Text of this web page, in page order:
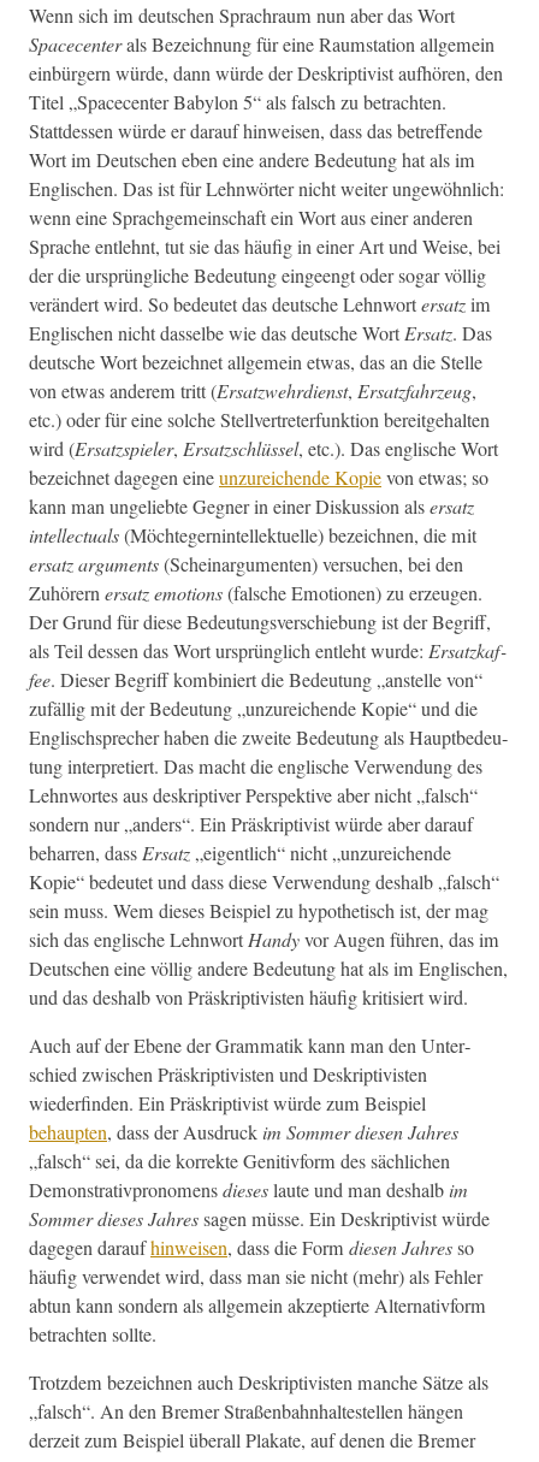
Wenn sich im deutschen Sprachraum nun aber das Wort
Space­cen­terals Beze­ich­nung für eine Raum­sta­tion all­ge­mein
ein­bürg­ern würde, dann würde der Deskrip­tivist aufhören, den
Titel „Space­cen­ter Baby­lon 5“ als falsch zu betra­cht­en.
Stattdessen würde er darauf hin­weisen, dass das betr­e­f­fende
Wort im Deutschen eben eine andere Bedeu­tung hat als im
Englis­chen. Das ist für Lehn­wörter nicht weit­er ungewöhn­lich:
wenn eine Sprachge­mein­schaft ein Wort aus ein­er anderen
Sprache entlehnt, tut sie das häu­fig in ein­er Art und Weise, bei
der die ursprüngliche Bedeu­tung eingeengt oder sog­ar völ­lig
verän­dert wird. So bedeutet das deutsche Lehn­wortersatzim
Englis­chen nicht das­selbe wie das deutsche WortErsatz. Das
deutsche Wort beze­ich­net all­ge­mein etwas, das an die Stelle
von etwas anderem tritt (Ersatzwehr­di­enst, Ersatz­fahrzeug,
etc.) oder für eine solche Stel­lvertreter­funk­tion bere­it­ge­hal­ten
wird (Ersatzspiel­er, Ersatzschlüs­sel, etc.). Das englis­che Wort
beze­ich­net dage­gen eineunzure­ichende Kopievon etwas; so
kann man ungeliebte Geg­n­er in ein­er Diskus­sion alsersatz
intel­lec­tu­als(Möchte­gern­in­tellek­tuelle) beze­ich­nen, die mit
ersatz argu­ments(Scheinar­gu­menten) ver­suchen, bei den
Zuhör­ernersatz emo­tions(falsche Emo­tio­nen) zu erzeu­gen.
Der Grund für diese Bedeu­tungsver­schiebung ist der Begriff,
als Teil dessen das Wort ursprünglich entle­ht wurde: Ersatzkaf­
fee. Dieser Begriff kom­biniert die Bedeu­tung „anstelle von“
zufäl­lig mit der Bedeu­tung „unzure­ichende Kopie“ und die
Englis­chsprech­er haben die zweite Bedeu­tung als Hauptbe­deu­
tung inter­pretiert. Das macht die englis­che Ver­wen­dung des
Lehn­wortes aus deskrip­tiv­er Per­spek­tive aber nicht „falsch“
son­dern nur „anders“. Ein Präskrip­tivist würde aber darauf
behar­ren, dass Ersatz„eigentlich“ nicht „unzure­ichende
Kopie“ bedeutet und dass diese Ver­wen­dung deshalb „falsch“
sein muss. Wem dieses Beispiel zu hypo­thetisch ist, der mag
sich das englis­che Lehn­wortHandyvor Augen führen, das im
Deutschen eine völ­lig andere Bedeu­tung hat als im Englis­chen,
und das deshalb von Präskrip­tivis­ten häu­fig kri­tisiert wird.
Auch auf der Ebene der Gram­matik kann man den Unter­
schied zwis­chen Präskrip­tivis­ten und Deskrip­tivis­ten
wiederfind­en. Ein Präskrip­tivist würde zum Beispiel
behaupten, dass der Aus­druck im Som­mer diesen Jahres
„falsch“ sei, da die kor­rek­te Gen­i­tiv­form des säch­lichen
Demon­stra­tivpronomensdieseslaute und man deshalb im
Som­mer dieses Jahressagen müsse. Ein Deskrip­tivist würde
dage­gen daraufhin­weisen, dass die Form diesen Jahresso
häu­fig ver­wen­det wird, dass man sie nicht (mehr) als Fehler
abtun kann son­dern als all­ge­mein akzep­tierte Alter­na­tiv­form
betra­cht­en sollte.
Trotz­dem beze­ich­nen auch Deskrip­tivis­ten manche Sätze als
„falsch“. An den Bre­mer Straßen­bahn­hal­testellen hän­gen
derzeit zum Beispiel über­all Plakate, auf denen die Bre­mer